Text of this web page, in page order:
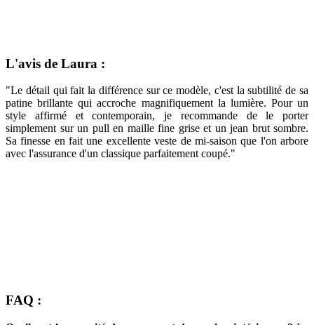
L'avis de Laura :
"Le détail qui fait la différence sur ce modèle, c'est la subtilité de sa
patine brillante qui accroche magnifiquement la lumière. Pour un
style affirmé et contemporain, je recommande de le porter
simplement sur un pull en maille fine grise et un jean brut sombre.
Sa finesse en fait une excellente veste de mi-saison que l'on arbore
avec l'assurance d'un classique parfaitement coupé."
FAQ :